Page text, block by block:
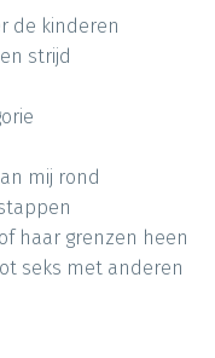
de kinderen
strijd
mij rond
haar grenzen heen
seks met anderen